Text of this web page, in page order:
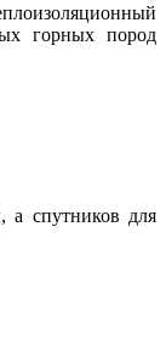
горных пород
а спутников для